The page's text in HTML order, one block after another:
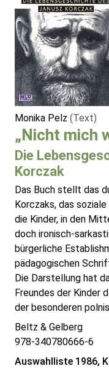
Monika Pelz (Text)
„Nicht mich
Die
Korczak
Das Buch stellt das
Korczaks, das
die Kinder, in den
doch ironisch-
bürgerliche
pädagogischen
Die Darstellung hat
Freundes der Kinder
der besonderen
Beltz & Gelberg
978-340780666-6
Auswahlliste 1986,